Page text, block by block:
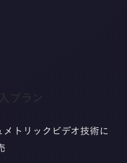
プラン
トリックビデオ技術に